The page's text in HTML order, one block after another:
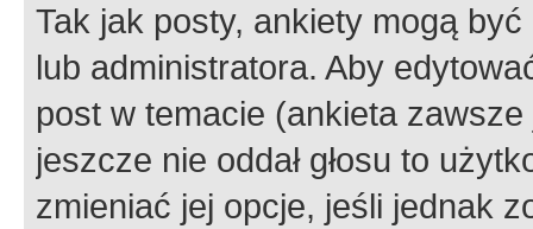
Tak jak posty, ankiety mogą
lub administratora. Aby
post w temacie (ankieta
jeszcze nie oddał głosu to
zmieniać jej opcje, jeśli jednak